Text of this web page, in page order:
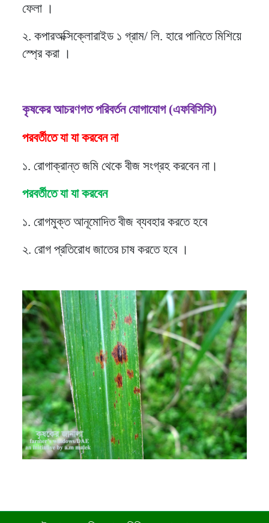
ফেলা ।
২. কপারঅক্সিক্লোরাইড ১ গ্রাম/ লি. হারে পানিতে মিশিয়ে
স্প্রে করা ।
কৃষকের আচরণগত পরিবর্তন যোগাযোগ (এফবিসিসি)
পরবর্তীতে যা যা করবেন না
১. রোগাক্রান্ত জমি থেকে বীজ সংগ্রহ করবেন না।
পরবর্তীতে যা যা করবেন
১. রোগমুক্ত আনূমোদিত বীজ ব্যবহার করতে হবে
২. রোগ প্রতিরোধ জাতের চাষ করতে হবে ।